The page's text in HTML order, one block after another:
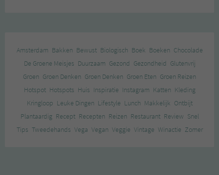
Amsterdam Bakken Bewust Biologisch Boek Boeken Chocolade
De Groene Meisjes Duurzaam Gezond Gezondheid Glutenvrij
Groen Groen Denken Groen Denken Groen Eten Groen Reizen
Hotspot Hotspots Huis Inspiratie Instagram Katten Kleding
Kringloop Leuke Dingen Lifestyle Lunch Makkelijk Ontbijt
Plantaardig Recept Recepten Reizen Restaurant Review Snel
Tips Tweedehands Vega Vegan Veggie Vintage Winactie Zomer